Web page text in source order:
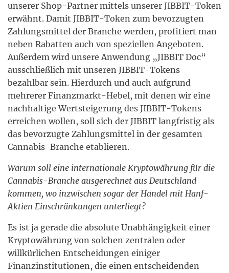
unserer Shop-Partner mittels unserer JIBBIT-Token
erwähnt. Damit JIBBIT-Token zum bevorzugten
Zahlungsmittel der Branche werden, profitiert man
neben Rabatten auch von speziellen Angeboten.
Außerdem wird unsere Anwendung „JIBBIT Doc“
ausschließlich mit unseren JIBBIT-Tokens
bezahlbar sein. Hierdurch und auch aufgrund
mehrerer Finanzmarkt-Hebel, mit denen wir eine
nachhaltige Wertsteigerung des JIBBIT-Tokens
erreichen wollen, soll sich der JIBBIT langfristig als
das bevorzugte Zahlungsmittel in der gesamten
Cannabis-Branche etablieren.
Warum soll eine internationale Kryptowährung für die
Cannabis-Branche ausgerechnet aus Deutschland
kommen, wo inzwischen sogar der Handel mit Hanf-
Aktien Einschränkungen unterliegt?
Es ist ja gerade die absolute Unabhängigkeit einer
Kryptowährung von solchen zentralen oder
willkürlichen Entscheidungen einiger
Finanzinstitutionen, die einen entscheidenden